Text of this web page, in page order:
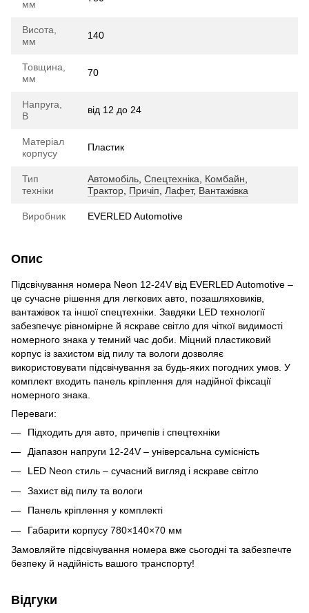
мм
Висота,
мм
140
Товщина,
мм
70
Напруга,
В
від 12 до 24
Матеріал
корпусу
Пластик
Тип
техніки
Автомобіль Спецтехніка Комбайн
Трактор Причіп Лафет, Вантажівка
Виробник EVERLED Automotive
Опис
Підсвічування номера Neon 12-24V від EVERLED Automotive –
це сучасне рішення для легкових авто, позашляховиків,
вантажівок та іншої спецтехніки. Завдяки LED технології
забезпечує рівномірне й яскраве світло для чіткої видимості
номерного знака у темний час доби. Міцний пластиковий
корпус із захистом від пилу та вологи дозволяє
використовувати підсвічування за будь-яких погодних умов. У
комплект входить панель кріплення для надійної фіксації
номерного знака.
Переваги:
Підходить для авто, причепів і спецтехніки
Діапазон напруги 12-24V – універсальна сумісність
LED Neon стиль – сучасний вигляд і яскраве світло
Захист від пилу та вологи
Панель кріплення у комплекті
Габарити корпусу 780×140×70 мм
Замовляйте підсвічування номера вже сьогодні та забезпечте
безпеку й надійність вашого транспорту!
Відгуки